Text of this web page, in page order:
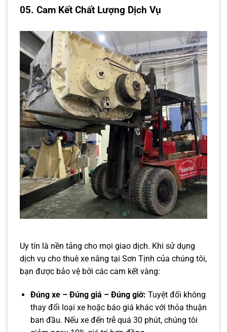
05. Cam Kết Chất Lượng Dịch Vụ
Uy tín là nền tảng cho mọi giao dịch. Khi sử dụng
dịch vụ cho thuê xe nâng tại Sơn Tịnh của chúng tôi,
bạn được bảo vệ bởi các cam kết vàng:
Đúng xe – Đúng giá – Đúng giờ: Tuyệt đối không
thay đổi loại xe hoặc báo giá khác với thỏa thuận
ban đầu. Nếu xe đến trễ quá 30 phút, chúng tôi